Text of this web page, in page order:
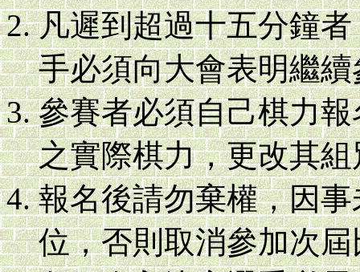
凡遲到超過十五分鐘
手必須向大會表明繼
參賽者必須自己棋力
之實際棋力，更改其
報名後請勿棄權，因
位，否則取消參加次